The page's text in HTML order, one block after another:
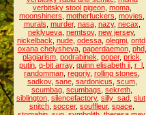
verbitsky stool pigeon, moma,
moonshiners motherfuckers movies
murals murder, nasa, nazy, necax
neklyueva nemtsov, new jersey,
nickelback nude, odessa, olegmi, ontd,
oxana chelysheva, paperdaemon, phd,
plagiarism, podrabinek poper, prick
putin q-bit array, quinn elisabeth ii r_l
randomman regoriy, rolling stones
sadkov, sane, sardonicus scum,
scumbag scumbags sekreth
siblington silencefactory, silly_sad slut
snitch soccer, souffleur, space